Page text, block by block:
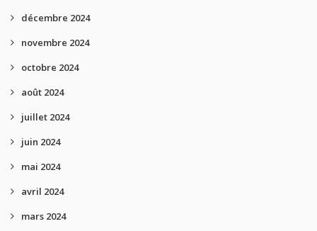
décembre 2024
novembre 2024
octobre 2024
août 2024
juillet 2024
juin 2024
mai 2024
avril 2024
mars 2024